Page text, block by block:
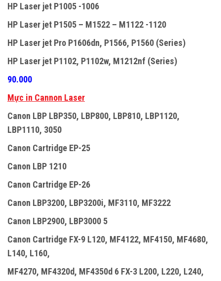
HP Laser jet P1005 -1006
HP Laser jet P1505 – M1522 – M1122 -1120
HP Laser jet Pro P1606dn, P1566, P1560 (Series)
HP Laser jet P1102, P1102w, M1212nf (Series)
90.000
Mực in Cannon Laser
Canon LBP LBP350, LBP800, LBP810, LBP1120,
LBP1110, 3050
Canon Cartridge EP-25
Canon LBP 1210
Canon Cartridge EP-26
Canon LBP3200, LBP3200i, MF3110, MF3222
Canon LBP2900, LBP3000 5
Canon Cartridge FX-9 L120, MF4122, MF4150, MF4680,
L140, L160,
MF4270, MF4320d, MF4350d 6 FX-3 L200, L220, L240,